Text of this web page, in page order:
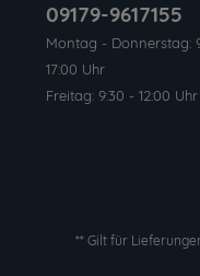
09179-9617155
Montag - Donnerstag:
17:00 Uhr
Freitag: 9:30 - 12:00
** Gilt für